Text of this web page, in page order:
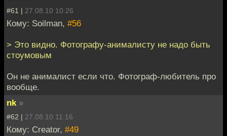
#61 | 27.08.10 10:26
Кому: Soilman, #56
> Это видно. Фотографу-анималисту не надо быть
стоумовым
Он не анималист если что. Фотограф-любитель про
вообще.
nk »
#62 | 27.08.10 11:16
Кому: Creator, #49